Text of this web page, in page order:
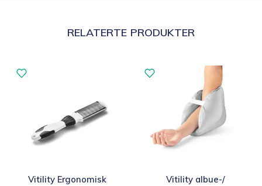
RELATERTE PRODUKTER
Vitility Ergonomisk
Vitility albue-/